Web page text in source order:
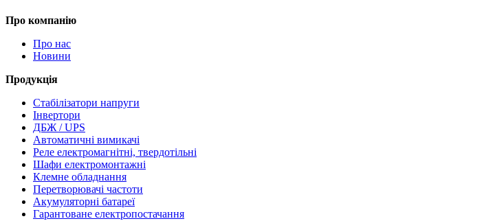
Про компанію
Про нас
Новини
Продукція
Стабілізатори напруги
Інвертори
ДБЖ / UPS
Автоматичні вимикачі
Реле електромагнітні, твердотільні
Шафи електромонтажні
Клемне обладнання
Перетворювачі частоти
Акумуляторні батареї
Гарантоване електропостачання